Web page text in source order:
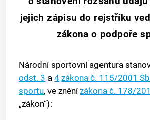
jejich zápisu do rejstříku
zákona o podpoře
Národní sportovní agentura
odst. 3 a4 zákona č. 115/2001
sportu, ve zněnízákona č. 178/
„zákon“):